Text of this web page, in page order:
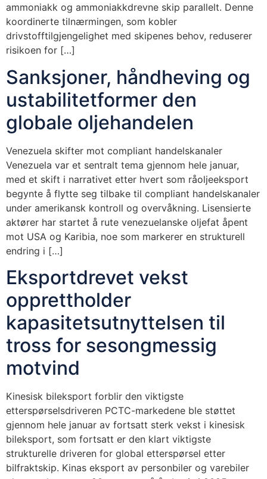
ammoniakk og ammoniakkdrevne skip parallelt. Denne
koordinerte tilnærmingen, som kobler
drivstofftilgjengelighet med skipenes behov, reduserer
risikoen for […]
Sanksjoner, håndheving og
ustabilitetformer den
globale oljehandelen
Venezuela skifter mot compliant handelskanaler
Venezuela var et sentralt tema gjennom hele januar,
med et skift i narrativet etter hvert som råoljeeksport
begynte å flytte seg tilbake til compliant handelskanaler
under amerikansk kontroll og overvåkning. Lisensierte
aktører har startet å rute venezuelanske oljefat åpent
mot USA og Karibia, noe som markerer en strukturell
endring i […]
Eksportdrevet vekst
opprettholder
kapasitetsutnyttelsen til
tross for sesongmessig
motvind
Kinesisk bileksport forblir den viktigste
etterspørselsdriveren PCTC-markedene ble støttet
gjennom hele januar av fortsatt sterk vekst i kinesisk
bileksport, som fortsatt er den klart viktigste
strukturelle driveren for global etterspørsel etter
bilfraktskip. Kinas eksport av personbiler og varebiler